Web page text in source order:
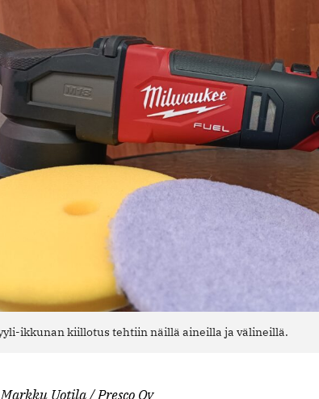
ikkunan kiillotus tehtiin näillä aineilla ja välineillä.
Uotila / Presco Oy